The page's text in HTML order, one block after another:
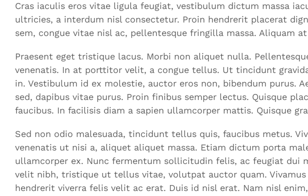
Cras iaculis eros vitae ligula feugiat, vestibulum dictum massa
ultricies, a interdum nisl consectetur. Proin hendrerit placerat
sem, congue vitae nisl ac, pellentesque fringilla massa. Aliquam
Praesent eget tristique lacus. Morbi non aliquet nulla.
venenatis. In at porttitor velit, a congue tellus. Ut tincidunt
in. Vestibulum id ex molestie, auctor eros non, bibendum purus.
sed, dapibus vitae purus. Proin finibus semper lectus. Quisque
faucibus. In facilisis diam a sapien ullamcorper mattis. Quisque
Sed non odio malesuada, tincidunt tellus quis, faucibus metus.
venenatis ut nisi a, aliquet aliquet massa. Etiam dictum porta
ullamcorper ex. Nunc fermentum sollicitudin felis, ac feugiat dui
velit nibh, tristique ut tellus vitae, volutpat auctor quam.
hendrerit viverra felis velit ac erat. Duis id nisl erat. Nam nisl